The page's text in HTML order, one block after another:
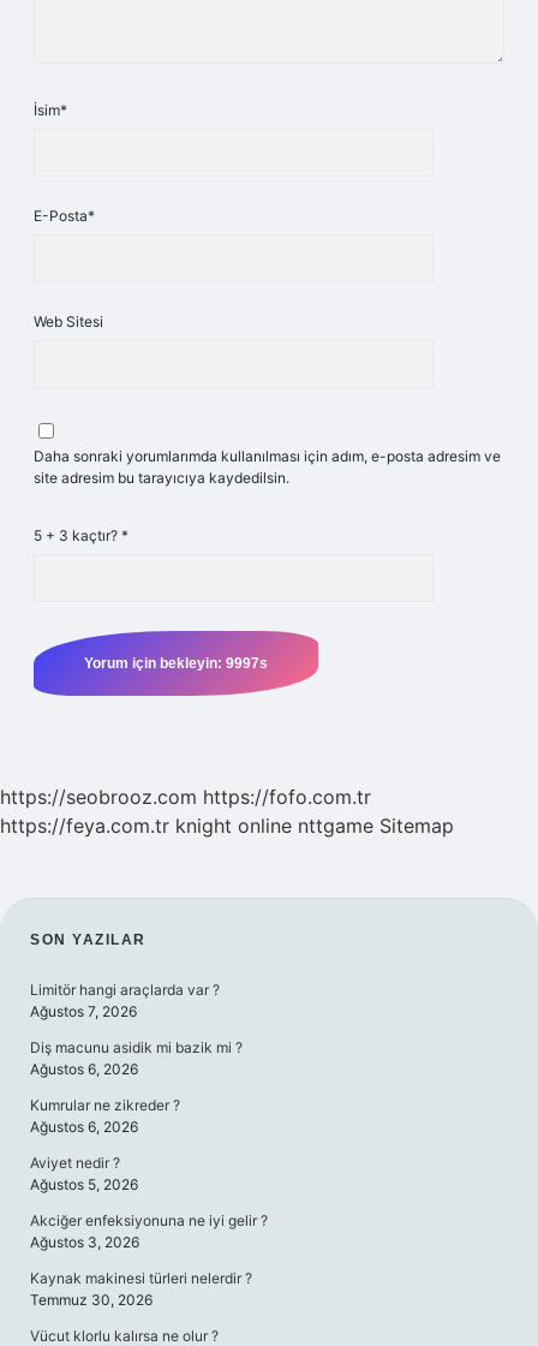
İsim*
E-Posta*
Web Sitesi
Daha sonraki yorumlarımda kullanılması için adım, e-posta adresim ve
site adresim bu tarayıcıya kaydedilsin.
5 + 3 kaçtır? *
https://seobrooz.com https://fofo.com.tr
https://feya.com.tr knight online nttgame Sitemap
SIDEBAR
SON YAZILAR
Limitör hangi araçlarda var ?
Ağustos 7, 2026
Diş macunu asidik mi bazik mi ?
Ağustos 6, 2026
Kumrular ne zikreder ?
Ağustos 6, 2026
Aviyet nedir ?
Ağustos 5, 2026
Akciğer enfeksiyonuna ne iyi gelir ?
Ağustos 3, 2026
Kaynak makinesi türleri nelerdir ?
Temmuz 30, 2026
Vücut klorlu kalırsa ne olur ?